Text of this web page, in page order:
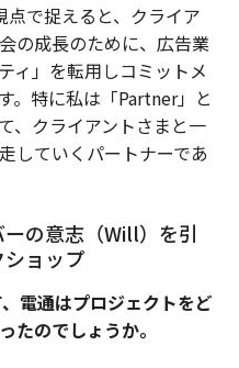
点で捉えると、クライア
の成長のために、広告業
ィ」を転用しコミットメ
。特に私は「Partner」と
、クライアントさまと一
していくパートナーであ
の意志（Will）を引
ョップ
電通はプロジェクトをど
たのでしょうか。